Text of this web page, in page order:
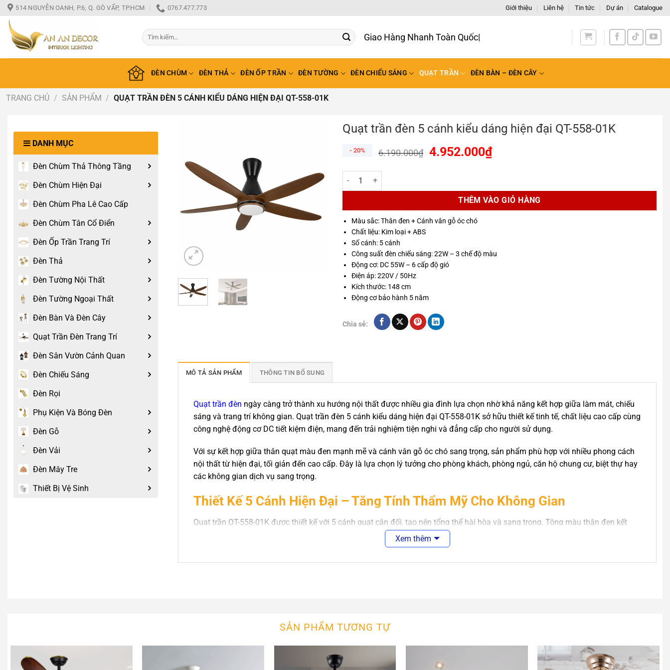
Bỏ
qua
nội
dung
514 NGUYỄN OANH, P.6, Q. GÒ VẤP, TP.HCM 0767.477.773 Giới thiệu Liên hệ Tin tức Dự án Catalogue
Tìm
kiếm:
Giao Hàng Nhanh Toàn
ĐÈN CHÙM ĐÈN THẢ ĐÈN ỐP TRẦN ĐÈN TƯỜNG ĐÈN CHIẾU SÁNG QUẠT TRẦN ĐÈN BÀN – ĐÈN CÂY
TRANG CHỦ / SẢN PHẨM / QUẠT TRẦN ĐÈN 5 CÁNH KIỂU DÁNG HIỆN ĐẠI QT-558-01K
DANH MỤC
Đèn Chùm Thả Thông Tầng
Đèn Chùm Hiện Đại
Đèn Chùm Pha Lê Cao Cấp
Đèn Chùm Tân Cổ Điển
Đèn Ốp Trần Trang Trí
Đèn Thả
Đèn Tường Nội Thất
Đèn Tường Ngoại Thất
Đèn Bàn Và Đèn Cây
Quạt Trần Đèn Trang Trí
Đèn Sân Vườn Cảnh Quan
Đèn Chiếu Sáng
Đèn Rọi
Phụ Kiện Và Bóng Đèn
Đèn Gỗ
Đèn Vải
Đèn Mây Tre
Thiết Bị Vệ Sinh
Quạt trần đèn 5 cánh kiểu dáng hiện đại QT-558-01K
- 20% 6.190.000₫ 4.952.000₫
Quạt trần đèn 5 cánh kiểu dáng hiện đại QT-558-01K số lượng
THÊM VÀO GIỎ HÀNG
Màu sắc: Thân đen + Cánh vân gỗ óc chó
Chất liệu: Kim loại + ABS
Số cánh: 5 cánh
Công suất đèn chiếu sáng: 22W – 3 chế độ màu
Động cơ: DC 55W – 6 cấp độ gió
Điện áp: 220V / 50Hz
Kích thước: 148 cm
Động cơ bảo hành 5 năm
Chia sẻ:
MÔ TẢ SẢN PHẨM THÔNG TIN BỔ SUNG
Quạt trần đèn ngày càng trở thành xu hướng nội thất được nhiều gia đình lựa chọn nhờ khả năng kết hợp giữa làm mát, chiếu
sáng và trang trí không gian. Quạt trần đèn 5 cánh kiểu dáng hiện đại QT-558-01K sở hữu thiết kế tinh tế, chất liệu cao cấp cùng
công nghệ động cơ DC tiết kiệm điện, mang đến trải nghiệm tiện nghi và đẳng cấp cho người sử dụng.
Với sự kết hợp giữa thân quạt màu đen mạnh mẽ và cánh vân gỗ óc chó sang trọng, sản phẩm phù hợp với nhiều phong cách
nội thất từ hiện đại, tối giản đến cao cấp. Đây là lựa chọn lý tưởng cho phòng khách, phòng ngủ, căn hộ chung cư, biệt thự hay
các không gian dịch vụ sang trọng.
Thiết Kế 5 Cánh Hiện Đại – Tăng Tính Thẩm Mỹ Cho Không Gian
Quạt trần QT-558-01K được thiết kế với 5 cánh quạt cân đối, tạo nên tổng thể hài hòa và sang trọng. Tông màu thân đen kết
hợp với cánh vân gỗ óc chó mang lại vẻ đẹp hiện đại nhưng vẫn giữ được sự ấm cúng cho không gian.
Xem thêm
SẢN PHẨM TƯƠNG TỰ